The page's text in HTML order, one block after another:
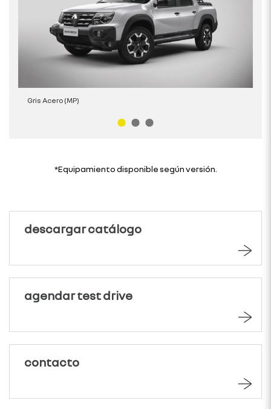
Gris Acero (MP)
*Equipamiento disponible según versión.
descargar catálogo
agendar test drive
contacto